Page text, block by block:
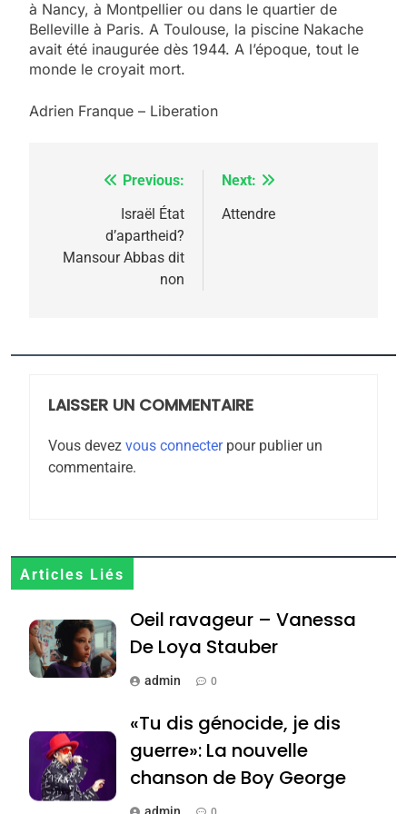
à Nancy, à Montpellier ou dans le quartier de
Belleville à Paris. A Toulouse, la piscine Nakache
avait été inaugurée dès 1944. A l’époque, tout le
monde le croyait mort.
Adrien Franque – Liberation
Navigation
l’article
Previous:
Israël État
d’apartheid?
Mansour Abbas dit
non
Next:
Attendre
LAISSER UN COMMENTAIRE
Vous devez vous connecterpour publier un
commentaire.
Articles Liés
Oeil ravageur – Vanessa
De Loya Stauber
admin 0
«Tu dis génocide, je dis
guerre»: La nouvelle
chanson de Boy George
2025, l’année la plus
meurtrière selon le
rapport d’ADL contre
FRANCE ISRAÉL
FIÈRE, DIGNE ET RÉSILIENTE :
MA JUDAÏTE par Thérèse
ISRAÉL JUDAISME
7
8
Tafraout, le miel de Tadla
Azilal consacrés produits
du terroir
DAFINA MAROC
Oeil ravageur – Vanessa
De Loya Stauber
ISRAÉL